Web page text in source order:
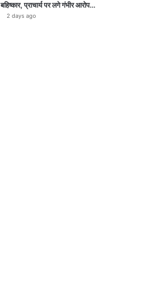
बहिष्कार, प्राचार्य पर लगे गंभीर आरोप…
2 days ago